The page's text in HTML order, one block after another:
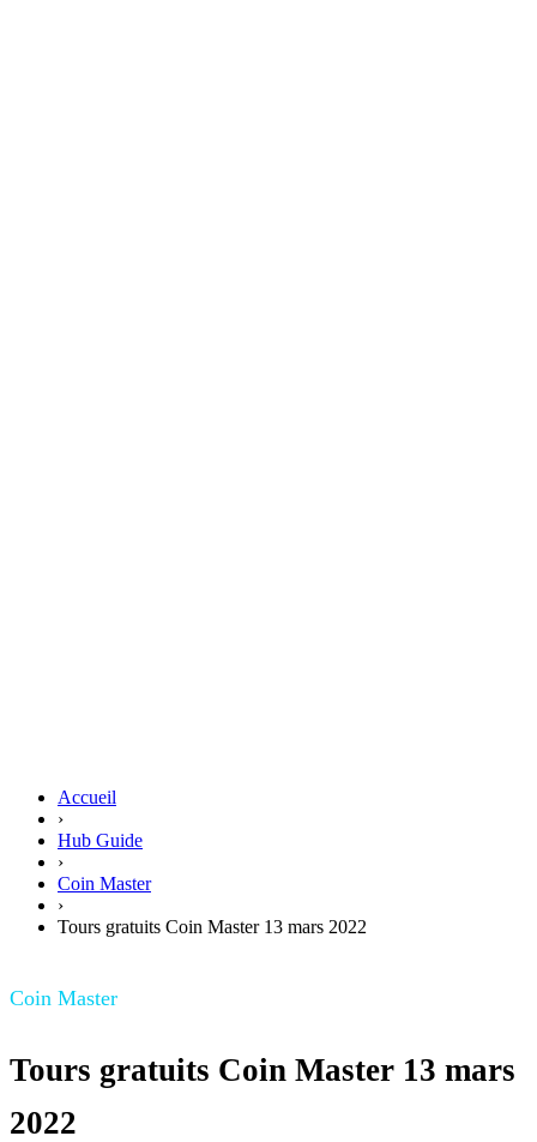
Accueil
›
Hub Guide
›
Coin Master
›
Tours gratuits Coin Master 13 mars 2022
Coin Master
Tours gratuits Coin Master 13 mars
2022